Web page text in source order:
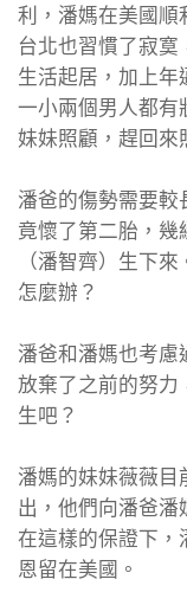
利，潘媽在美國順
台北也習慣了寂寞
生活起居，加上年
一小兩個男人都有
妹妹照顧，趕回來
潘爸的傷勢需要較
竟懷了第二胎，幾
（潘智齊）生下
怎麼辦？
潘爸和潘媽也考慮
放棄了之前的努力
生吧？
潘媽的妹妹薇薇目
出，他們向潘爸潘
在這樣的保證下，
恩留在美國。